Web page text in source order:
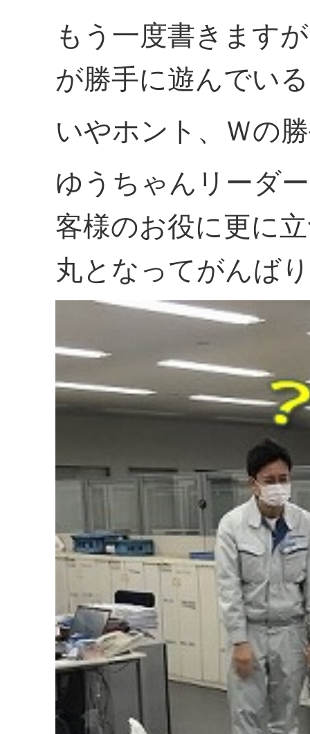
もう一度書きます
が勝手に遊んでい
いやホント、Ｗの
ゆうちゃんリーダ
客様のお役に更に
丸となってがんば